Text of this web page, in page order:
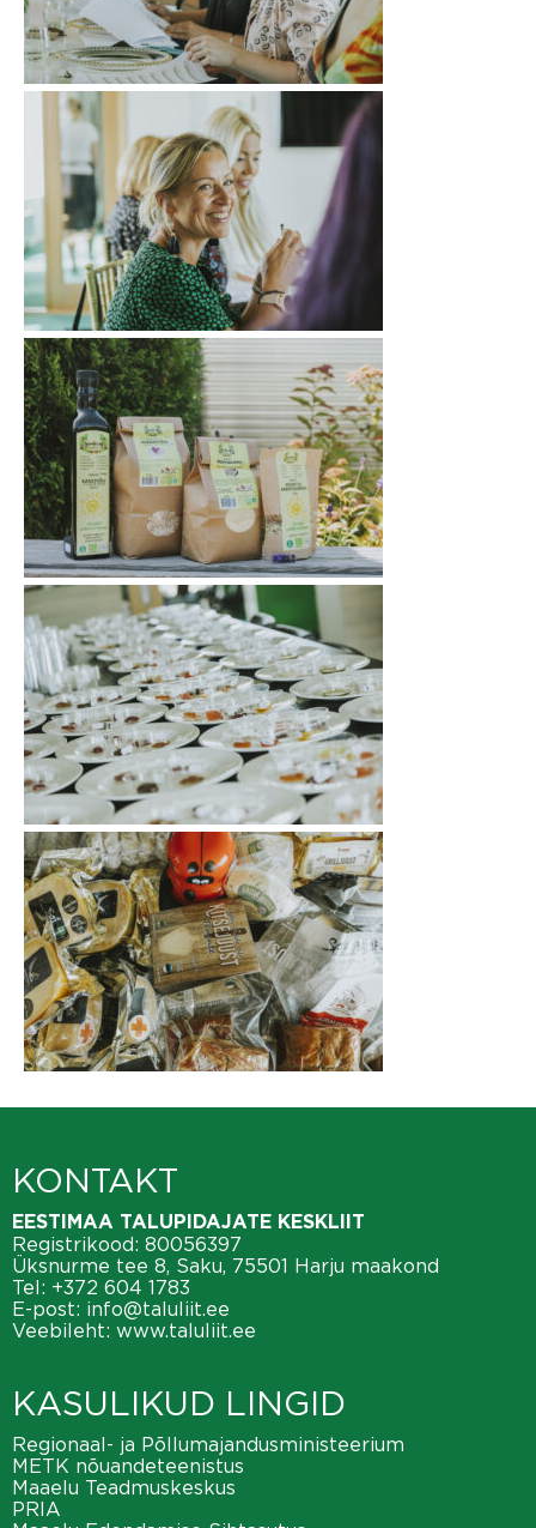
KONTAKT
EESTIMAA TALUPIDAJATE KESKLIIT
Registrikood: 80056397
Üksnurme tee 8, Saku, 75501 Harju maakond
Tel: +372 604 1783
E-post: info@taluliit.ee
Veebileht: www.taluliit.ee
KASULIKUD LINGID
Regionaal- ja Põllumajandusministeerium
METK nõuandeteenistus
Maaelu Teadmuskeskus
PRIA